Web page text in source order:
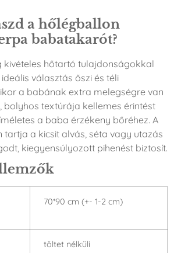
a hőlégballon
babatakarót?
kivételes hőtartó tulajdonságokkal
választás őszi és téli
a babának extra melegségre van
bolyhos textúrája kellemes érintést
a baba érzékeny bőréhez. A
a kicsit alvás, séta vagy utazás
kiegyensúlyozott pihenést biztosít.
70*90 cm (+- 1-2 cm)
töltet nélküli